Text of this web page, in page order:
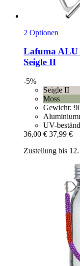
2 Optionen
LafumaALU
Seigle II
-5%
Seigle II
Moss
Gewicht:
UV-
36,00 € 37,99 €
Zustellung bis